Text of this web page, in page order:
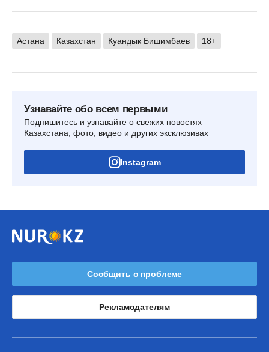
Астана Казахстан Куандык Бишимбаев 18+
Узнавайте обо всем первыми
Подпишитесь и узнавайте о свежих новостях
Казахстана, фото, видео и других эксклюзивах
Instagram
Сообщить о проблеме
Рекламодателям